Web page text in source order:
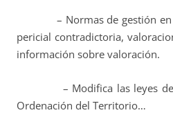
– Normas de gestión en
pericial contradictoria,
información sobre valoración.
– Modifica las leyes de
Ordenación del Territorio…